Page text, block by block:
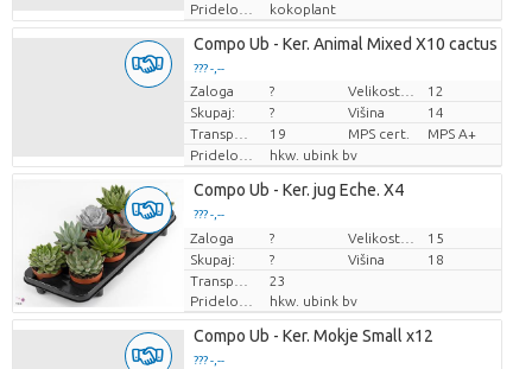
kokoplant
Compo Ub - Ker. Animal Mixed X10 cactus
??? -,--
Cena za kos
Zaloga ?
12
Skupaj:
? Višina
14
19 MPS cert.
MPS A+
hkw. ubink bv
Compo Ub - Ker. jug Eche. X4
??? -,--
Cena za kos
Zaloga ?
15
Skupaj:
? Višina
18
23
hkw. ubink bv
Compo Ub - Ker. Mokje Small x12
??? -,--